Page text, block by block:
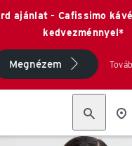
ajánlat - Cafissimo
kedvezménnyel*
Megnézem